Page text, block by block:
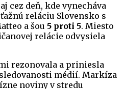
cez deň, kde vynecháva
reláciu Slovensko s
a šou 5 proti 5. Miesto
relácie odvysiela
rezonovala a priniesla
médií. Markíza
noviny v stredu